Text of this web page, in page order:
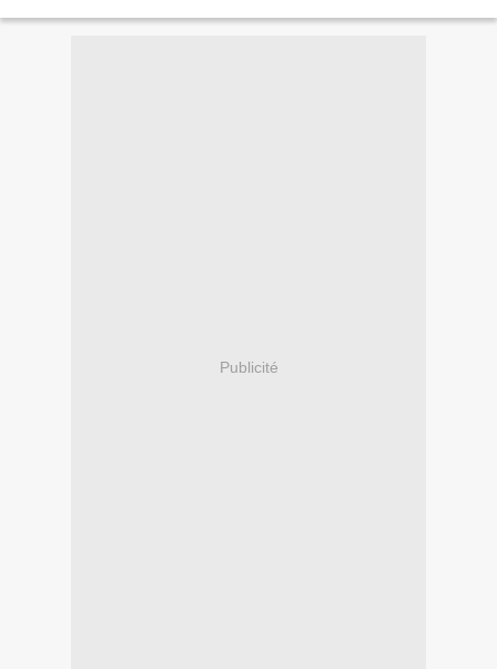
Publicité